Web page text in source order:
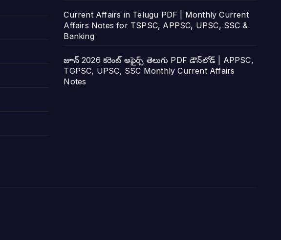
Current Affairs in Telugu PDF | Monthly Current
Affairs Notes for TSPSC, APPSC, UPSC, SSC &
Banking
జూన్ 2026 కరెంట్ అఫైర్స్ తెలుగు PDF డౌన్‌లోడ్ | APPSC,
TGPSC, UPSC, SSC Monthly Current Affairs
Notes